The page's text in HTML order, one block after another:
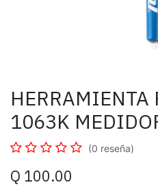
HERRAMIENTA
1063K
(0 reseña)
Q 100.00